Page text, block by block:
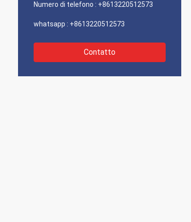
Numero di telefono : +8613220512573
whatsapp : +8613220512573
Contatto